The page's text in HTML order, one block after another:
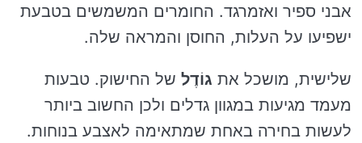
אבני ספיר ואזמרגד. החומרים המשמשים בטבעת
ישפיעו על העלות, החוסן והמראה שלה.
שלישית, מושכל את גוֹדֶל של החישוק. טבעות
מעמד מגיעות במגוון גדלים ולכן החשוב ביותר
לעשות בחירה באחת שמתאימה לאצבע בנוחות.